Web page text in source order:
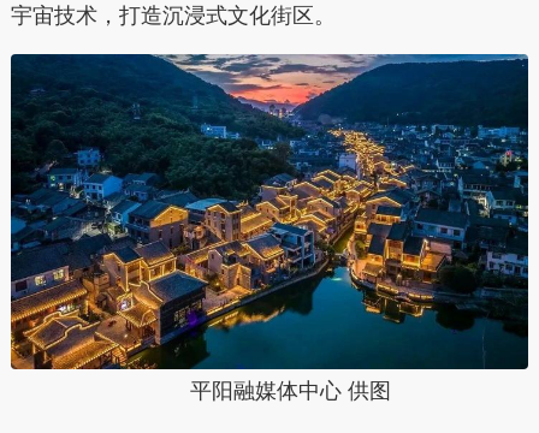
宇宙技术，打造沉浸式文化街区。
平阳融媒体中心 供图